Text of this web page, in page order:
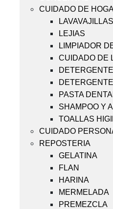
CUIDADO DE
LAVAVAJILLAS
LEJIAS
LIMPIADOR
CUIDADO DE
PASTA
SHAMPOO Y
TOALLAS
CUIDADO
REPOSTERIA
GELATINA
FLAN
HARINA
MERMELADA
PREMEZCLA